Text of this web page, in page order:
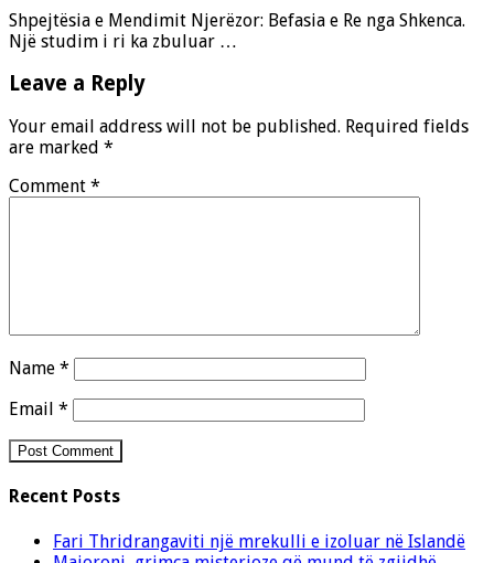
Shpejtësia e Mendimit Njerëzor: Befasia e Re nga Shkenca.
Një studim i ri ka zbuluar …
Leave a Reply
Your email address will not be published. Required fields
are marked *
Comment *
Name *
Email *
Recent Posts
Fari Thridrangaviti një mrekulli e izoluar në Islandë